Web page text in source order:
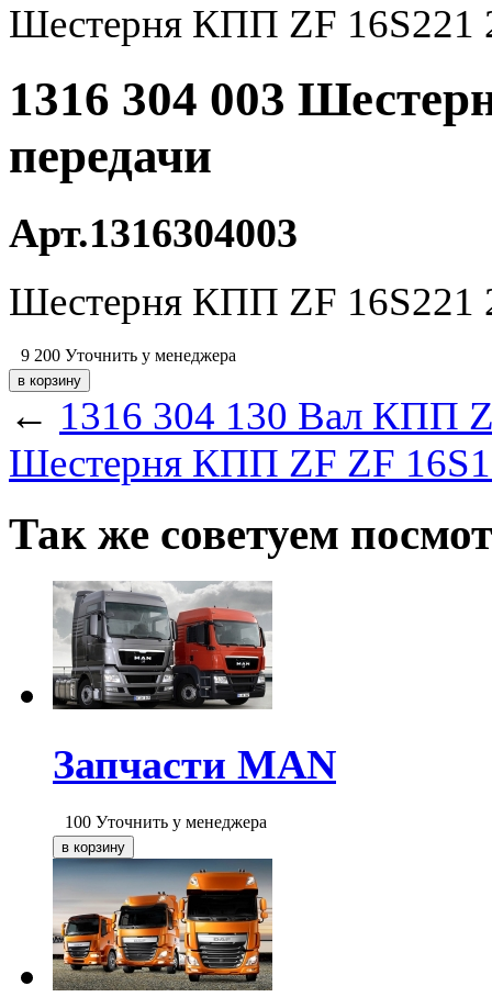
Шестерня КПП ZF 16S221
1316 304 003
передачи
Арт.1316304003
Шестерня КПП ZF 16S221
9 200 Уточнить у менеджера
← 1316 304 130 Вал КПП
Шестерня КПП ZF ZF
Так же советуем
Запчасти MAN
100 Уточнить у менеджера